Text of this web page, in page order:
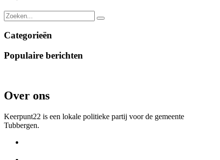
Categorieën
Populaire berichten
Over ons
Keerpunt22 is een lokale politieke partij voor de gemeente
Tubbergen.